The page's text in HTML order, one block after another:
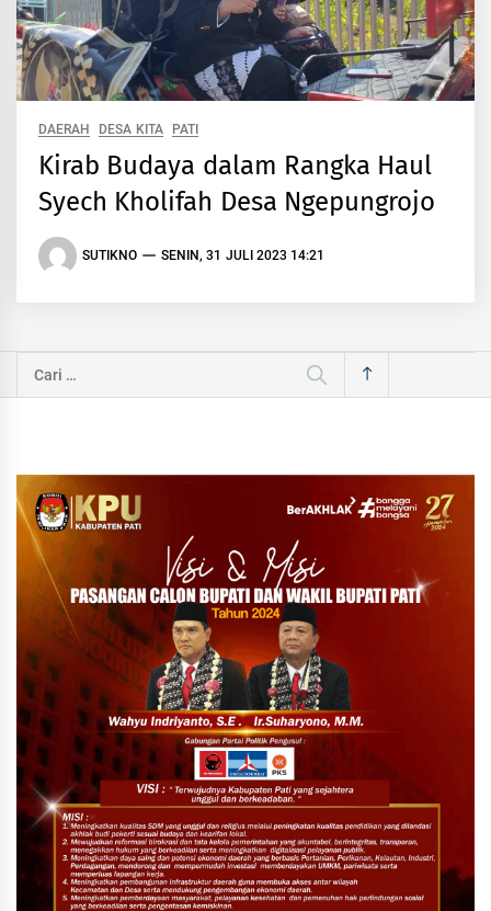
DAERAH DESA KITA PATI
Kirab Budaya dalam Rangka Haul
Syech Kholifah Desa Ngepungrojo
SUTIKNO SENIN, 31 JULI 2023 14:21
Cari
untuk: